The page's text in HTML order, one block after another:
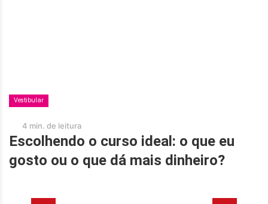
Vestibular
4 min. de leitura
Escolhendo o curso ideal: o que eu
gosto ou o que dá mais dinheiro?